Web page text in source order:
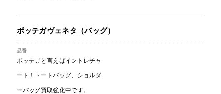
ボッテガヴェネタ（バッグ）
ボッテガと言えばイントレチャ
ート！トートバッグ、ショルダ
ーバッグ買取強化中です。